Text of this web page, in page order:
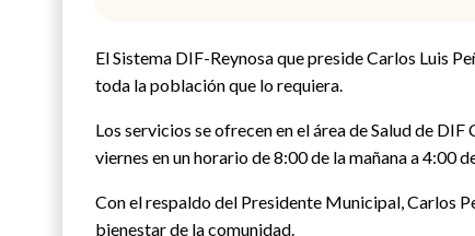
El Sistema DIF-Reynosa que preside Carlos Luis
toda la población que lo requiera.
Los servicios se ofrecen en el área de Salud de
viernes en un horario de 8:00 de la mañana a
Con el respaldo del Presidente Municipal, Carlos
bienestar de la comunidad.